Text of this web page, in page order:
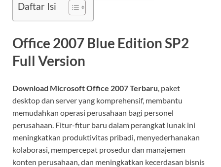
Daftar Isi
Office 2007 Blue Edition SP2
Full Version
Download Microsoft Office 2007 Terbaru , paket
desktop dan server yang komprehensif, membantu
memudahkan operasi perusahaan bagi personel
perusahaan. Fitur-fitur baru dalam perangkat lunak ini
meningkatkan produktivitas pribadi, menyederhanakan
kolaborasi, mempercepat prosedur dan manajemen
konten perusahaan, dan meningkatkan kecerdasan bisnis